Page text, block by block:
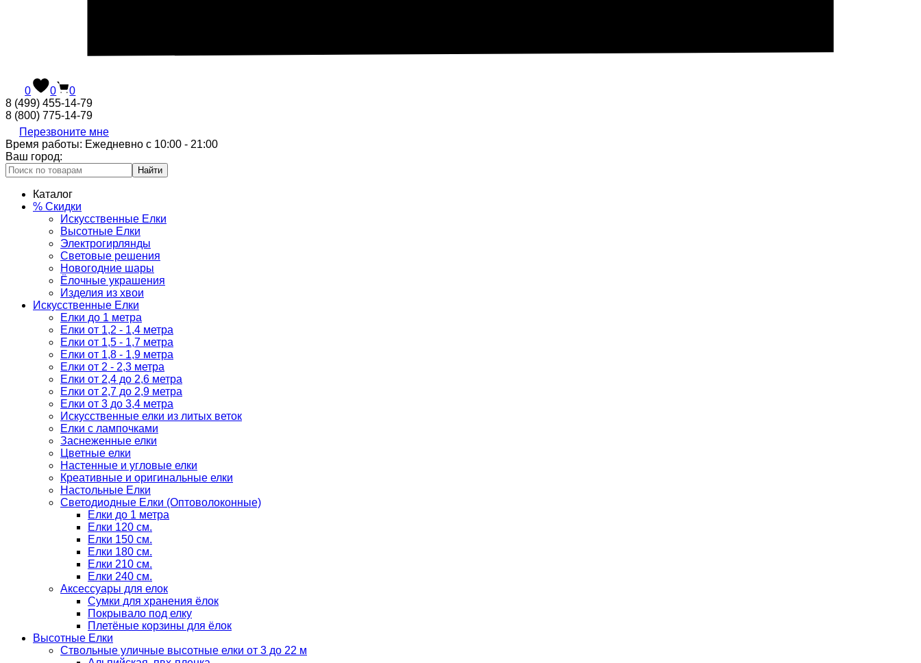
0 0
0
8 (499) 455-14-79
8 (800) 775-14-79
Перезвоните мне
Время работы: Ежедневно с 10:00 - 21:00
Ваш город:
Найти
Каталог
% Скидки
Искусственные Елки
Высотные Елки
Электрогирлянды
Световые решения
Новогодние шары
Ёлочные украшения
Изделия из хвои
Искусственные Елки
Елки до 1 метра
Елки от 1,2 - 1,4 метра
Елки от 1,5 - 1,7 метра
Елки от 1,8 - 1,9 метра
Елки от 2 - 2,3 метра
Елки от 2,4 до 2,6 метра
Елки от 2,7 до 2,9 метра
Елки от 3 до 3,4 метра
Искусственные елки из литых веток
Елки с лампочками
Заснеженные елки
Цветные елки
Настенные и угловые елки
Креативные и оригинальные елки
Настольные Елки
Светодиодные Елки (Оптоволоконные)
Елки до 1 метра
Елки 120 см.
Елки 150 см.
Елки 180 см.
Елки 210 см.
Елки 240 см.
Аксессуары для елок
Сумки для хранения ёлок
Покрывало под елку
Плетёные корзины для ёлок
Высотные Елки
Ствольные уличные высотные елки от 3 до 22 м